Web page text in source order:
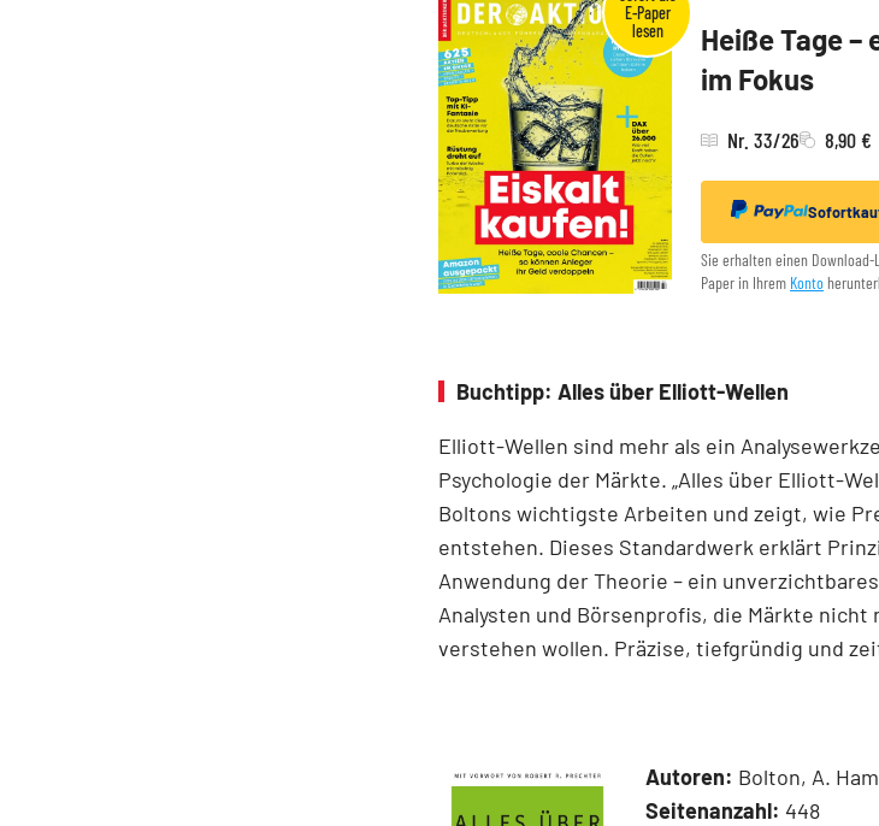
Heiße Tage
im Fokus
Nr. 33/26 8,90 €
Sie erhalten einen
Paper in Ihrem Konto
Buchtipp: Alles über Elliott-Wellen
Elliott-Wellen sind mehr als ein
Psychologie der Märkte. „Alles über Elliott-
Boltons wichtigste Arbeiten und zeigt, wie
entstehen. Dieses Standardwerk erklärt
Anwendung der Theorie – ein
Analysten und Börsenprofis, die Märkte nicht
verstehen wollen. Präzise, tiefgründig und
Autoren: Bolton, A.
Seitenanzahl: 448